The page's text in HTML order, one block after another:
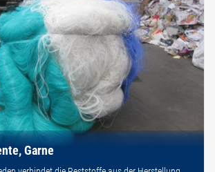
Garne